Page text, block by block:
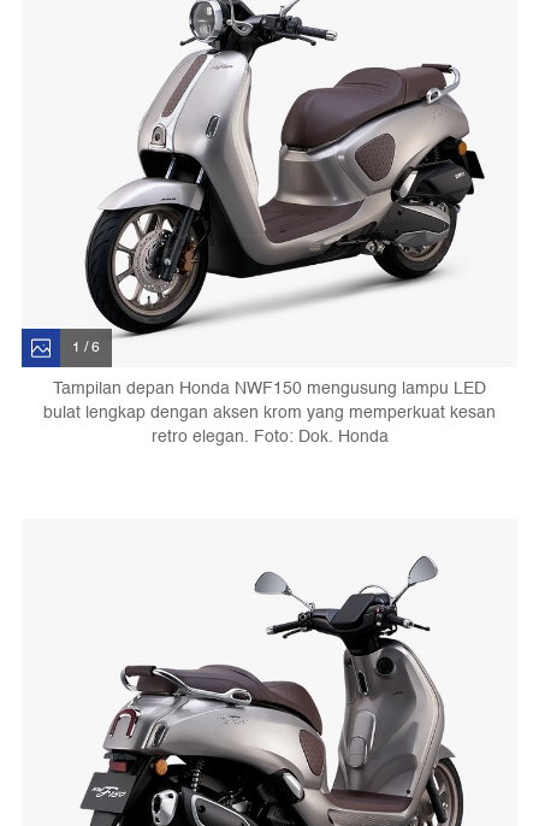
1 / 6
Tampilan depan Honda NWF150 mengusung lampu LED
bulat lengkap dengan aksen krom yang memperkuat kesan
retro elegan. Foto: Dok. Honda